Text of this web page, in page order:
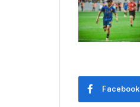
Facebook